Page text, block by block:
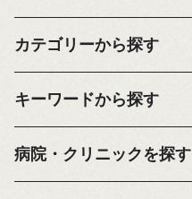
カテゴリーから探す
キーワードから探す
病院・クリニックを探す